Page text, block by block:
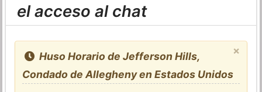
el acceso al chat
×
Huso Horario de Jefferson Hills,
Condado de Allegheny en Estados Unidos